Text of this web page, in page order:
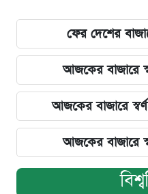
ফের দেশের
আজকের বাজারে
আজকের বাজারে
আজকের বাজারে